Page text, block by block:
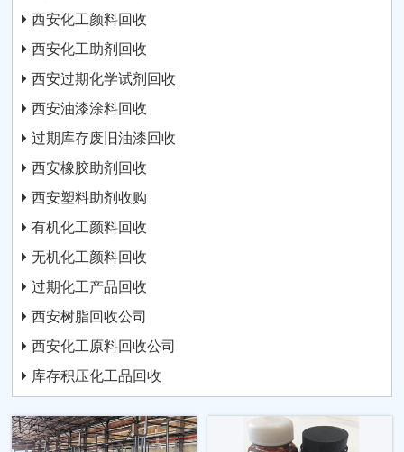
西安化工颜料回收
西安化工助剂回收
西安过期化学试剂回收
西安油漆涂料回收
过期库存废旧油漆回收
西安橡胶助剂回收
西安塑料助剂收购
有机化工颜料回收
无机化工颜料回收
过期化工产品回收
西安树脂回收公司
西安化工原料回收公司
库存积压化工品回收